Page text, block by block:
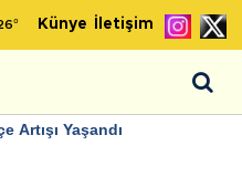
° Künye İletişim
Artışı Yaşandı